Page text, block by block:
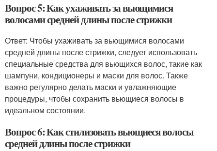
Вопрос 5: Как ухаживать за вьющимися
волосами средней длины после стрижки
Ответ: Чтобы ухаживать за вьющимися волосами
средней длины после стрижки, следует использовать
специальные средства для вьющихся волос, такие как
шампуни, кондиционеры и маски для волос. Также
важно регулярно делать маски и увлажняющие
процедуры, чтобы сохранить вьющиеся волосы в
идеальном состоянии.
Вопрос 6: Как стилизовать вьющиеся волосы
средней длины после стрижки